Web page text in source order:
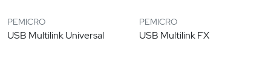
PEMICRO
USB Multilink Universal
PEMICRO
USB Multilink FX